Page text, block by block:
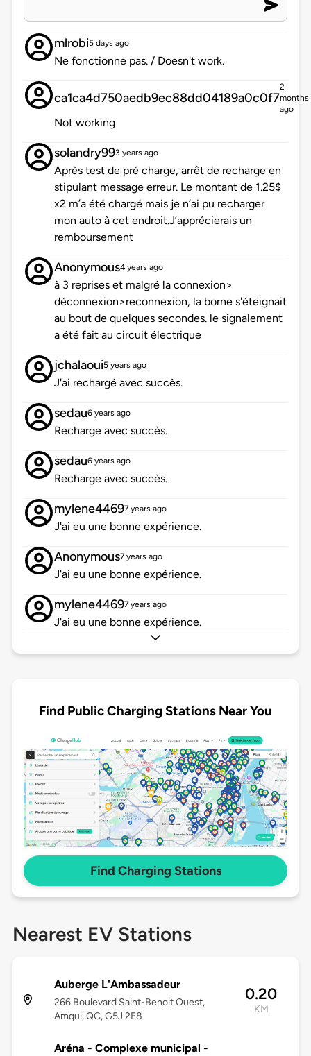
mlrobi5 days ago
Ne fonctionne pas. / Doesn't work.
ca1ca4d750aedb9ec88dd04189a0c0f7
2
months
ago
Not working
solandry993 years ago
Après test de pré charge, arrêt de recharge en
stipulant message erreur. Le montant de 1.25$
x2 m’a été chargé mais je n’ai pu recharger
mon auto à cet endroit.J’apprécierais un
remboursement
Anonymous4 years ago
à 3 reprises et malgré la connexion>
déconnexion>reconnexion, la borne s'éteignait
au bout de quelques secondes. le signalement
a été fait au circuit électrique
jchalaoui5 years ago
J'ai rechargé avec succès.
sedau6 years ago
Recharge avec succès.
sedau6 years ago
Recharge avec succès.
mylene44697 years ago
J'ai eu une bonne expérience.
Anonymous7 years ago
J'ai eu une bonne expérience.
mylene44697 years ago
J'ai eu une bonne expérience.
Find Public Charging Stations Near You
Find Charging Stations
Nearest EV Stations
Auberge L'Ambassadeur
266 Boulevard Saint-Benoit Ouest,
Amqui, QC, G5J 2E8
0.20
KM
Aréna - Complexe municipal -